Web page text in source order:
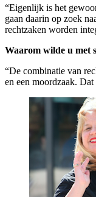
“Eigenlijk is het
gaan daarin op zoek
rechtzaken worden
Waarom wilde u met
“De combinatie van
en een moordzaak.